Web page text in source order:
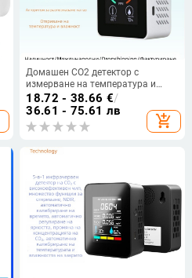
Домашен CO2 детектор с
измерване на температура и
влажност, тройна функция и
аларма
18.72 - 38.66 €/
36.61 - 75.61 лв
add_shopping_cart